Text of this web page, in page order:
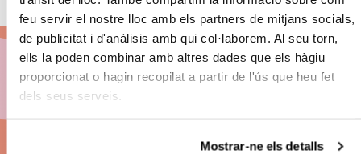
feu servir el nostre lloc amb els partners de mitjans socials,
de publicitat i d'anàlisis amb qui col·laborem. Al seu torn,
ells la poden combinar amb altres dades que els hàgiu
proporcionat o hagin recopilat a partir de l'ús que heu fet
dels seus serveis.
Mostrar-ne els detalls
Abónate a BCN
Clàssics 26/27